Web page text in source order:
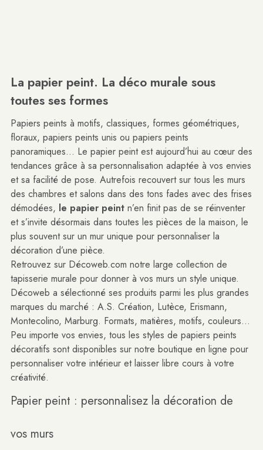
La papier peint. La déco murale sous
toutes ses formes
Papiers peints à motifs, classiques, formes géométriques,
floraux, papiers peints unis ou papiers peints
panoramiques... Le papier peint est aujourd’hui au cœur des
tendances grâce à sa personnalisation adaptée à vos envies
et sa facilité de pose. Autrefois recouvert sur tous les murs
des chambres et salons dans des tons fades avec des frises
démodées, le papier peint n’en finit pas de se réinventer
et s’invite désormais dans toutes les pièces de la maison, le
plus souvent sur un mur unique pour personnaliser la
décoration d’une pièce.
Retrouvez sur Décoweb.com notre large collection de
tapisserie murale pour donner à vos murs un style unique.
Décoweb a sélectionné ses produits parmi les plus grandes
marques du marché : A.S. Création, Lutèce, Erismann,
Montecolino, Marburg. Formats, matières, motifs, couleurs...
Peu importe vos envies, tous les styles de papiers peints
décoratifs sont disponibles sur notre boutique en ligne pour
personnaliser votre intérieur et laisser libre cours à votre
créativité.
Papier peint : personnalisez la décoration de
vos murs